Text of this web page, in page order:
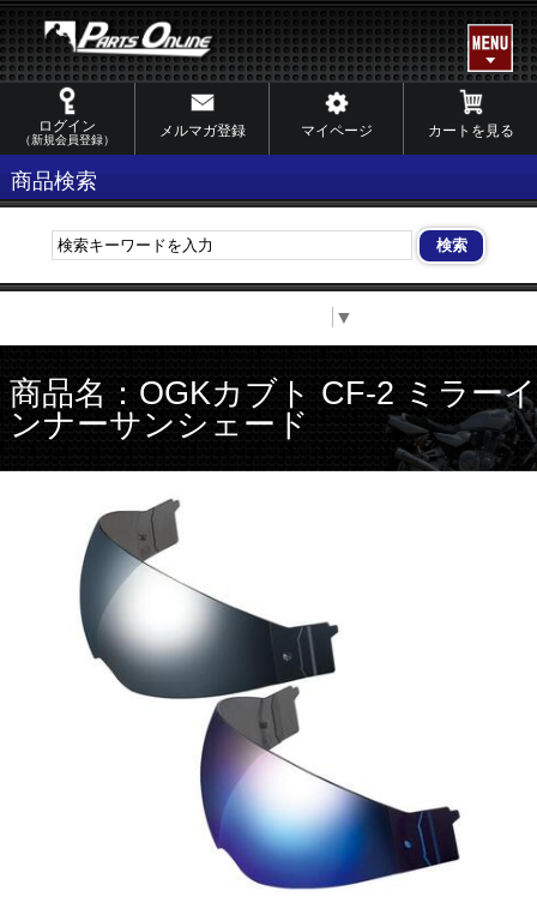
ログイン
（新規会員登録）
メルマガ登録 マイページ カートを見る
商品検索
▼
商品名：OGKカブト CF-2 ミラーイ
ンナーサンシェード